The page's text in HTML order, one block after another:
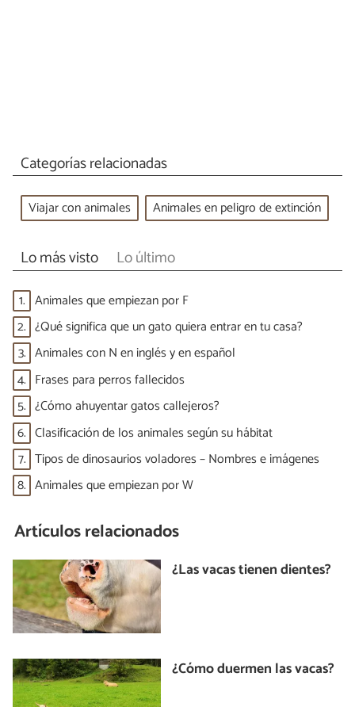
Categorías relacionadas
Viajar con animales Animales en peligro de extinción
Lo más visto Lo último
1. Animales que empiezan por F
2. ¿Qué significa que un gato quiera entrar en tu casa?
3. Animales con N en inglés y en español
4. Frases para perros fallecidos
5. ¿Cómo ahuyentar gatos callejeros?
6. Clasificación de los animales según su hábitat
7. Tipos de dinosaurios voladores – Nombres e imágenes
8. Animales que empiezan por W
Artículos relacionados
¿Las vacas tienen dientes?
¿Cómo duermen las vacas?